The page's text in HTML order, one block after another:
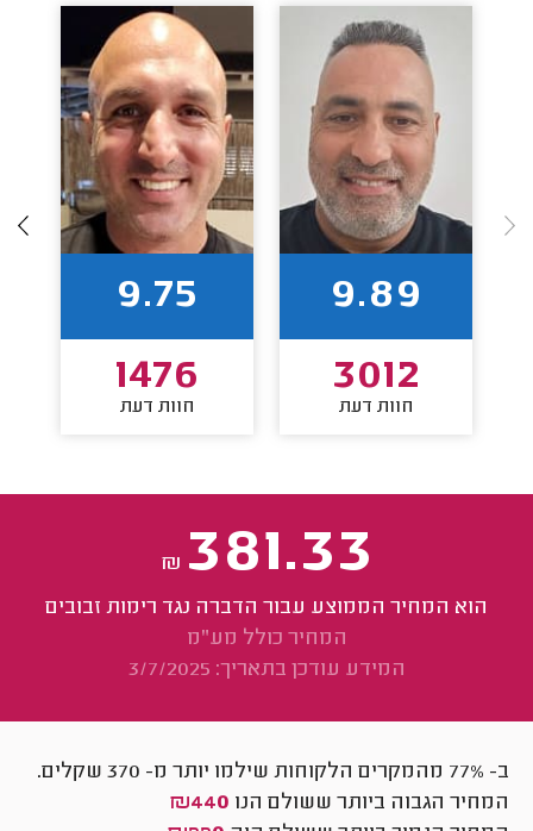
9.89
3012
חוות דעת
9.75
1476
חוות דעת
381.33
₪
הוא המחיר הממוצע עבור הדברה נגד רימות זבובים
המחיר כולל מע"מ
המידע עודכן בתאריך: 3/7/2025
ב- 77% מהמקרים הלקוחות שילמו יותר מ- 370 שקלים.
המחיר הגבוה ביותר ששולם הנו ₪440